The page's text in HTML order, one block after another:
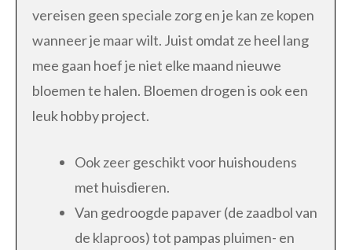
vereisen geen speciale zorg en je kan ze kopen
wanneer je maar wilt. Juist omdat ze heel lang
mee gaan hoef je niet elke maand nieuwe
bloemen te halen. Bloemen drogen is ook een
leuk hobby project.
Ook zeer geschikt voor huishoudens
met huisdieren.
Van gedroogde papaver (de zaadbol van
de klaproos) tot pampas pluimen- en